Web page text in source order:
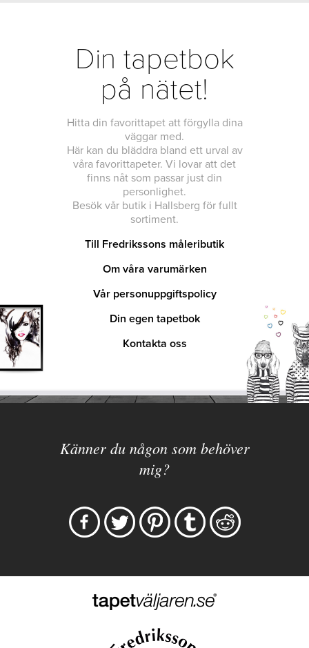
Din tapetbok
på nätet!
Hitta din favorittapet att förgylla dina
väggar med.
Här kan du bläddra bland ett urval av
våra favorittapeter. Vi lovar att det
finns nåt som passar just din
personlighet.
Besök vår butik i Hallsberg för fullt
sortiment.
Till Fredrikssons måleributik
Om våra varumärken
Vår personuppgiftspolicy
Din egen tapetbok
Kontakta oss
Känner du någon som behöver
mig?